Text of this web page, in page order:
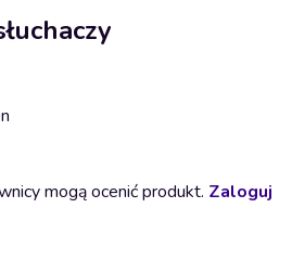
mogą ocenić produkt. Zaloguj